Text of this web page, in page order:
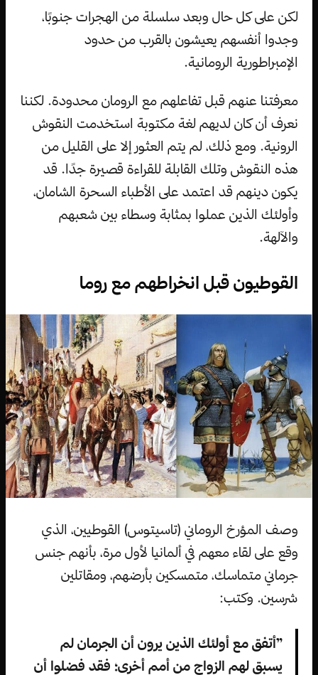
لكن على كل حال وبعد سلسلة من الهجرات جنوبًا،
وجدوا أنفسهم يعيشون بالقرب من حدود
الإمبراطورية الرومانية.
معرفتنا عنهم قبل تفاعلهم مع الرومان محدودة. لكننا
نعرف أن كان لديهم لغة مكتوبة استخدمت النقوش
الرونية. ومع ذلك، لم يتم العثور إلا على القليل من
هذه النقوش وتلك القابلة للقراءة قصيرة جدًا. قد
يكون دينهم قد اعتمد على الأطباء السحرة الشامان،
وأولئك الذين عملوا بمثابة وسطاء بين شعبهم
والآلهة.
القوطيون قبل انخراطهم مع روما
وصف المؤرخ الروماني (تاسيتوس) القوطيين، الذي
وقع على لقاء معهم في ألمانيا لأول مرة، بأنهم جنس
جرماني متماسك، متمسكين بأرضهم، ومقاتلين
شرسين. وكتب:
”أتفق مع أولئك الذين يرون أن الجرمان لم
يسبق لهم الزواج من أمم أخرى؛ فقد فضلوا أن